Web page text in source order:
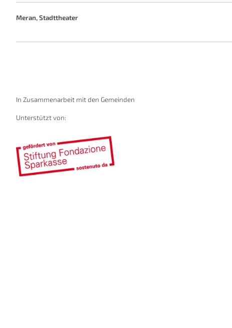
Meran, Stadttheater
In Zusammenarbeit mit den Gemeinden
Unterstützt von: